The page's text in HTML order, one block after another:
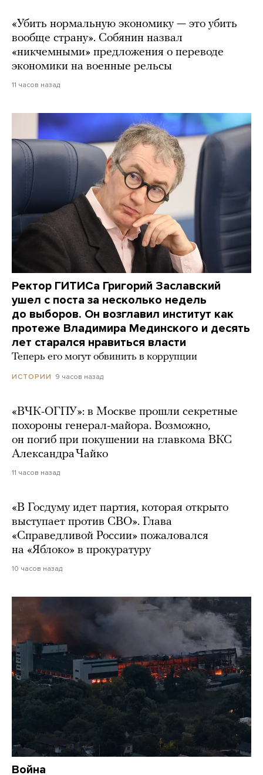
«Убить нормальную экономику — это убить
вообще страну». Собянин назвал
«никчемными» предложения о переводе
экономики на военные рельсы
11 часов назад
Ректор ГИТИСа Григорий Заславский
ушел с поста за несколько недель
до выборов. Он возглавил институт как
протеже Владимира Мединского и десять
лет старался нравиться власти
Теперь его могут обвинить в коррупции
ИСТОРИИ 9 часов назад
«ВЧК-ОГПУ»: в Москве прошли секретные
похороны генерал-майора. Возможно,
он погиб при покушении на главкома ВКС
Александра Чайко
11 часов назад
«В Госдуму идет партия, которая открыто
выступает против СВО». Глава
«Справедливой России» пожаловался
на «Яблоко» в прокуратуру
10 часов назад
Война